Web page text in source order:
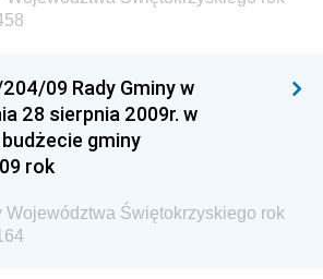
Ministra Edukacji
Ministra Przemysłu
Ministra Finansów i Gospodarki
Ministra do Spraw Unii
Agencji Wywiadu
09 Rady Gminy w
28 sierpnia 2009r. w
gminy
rok
Województwa Świętokrzyskiego rok